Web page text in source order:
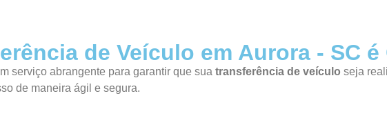
de Veículo em Aurora - SC
serviço abrangente para garantir que sua transferência de veículo seja
de maneira ágil e segura.